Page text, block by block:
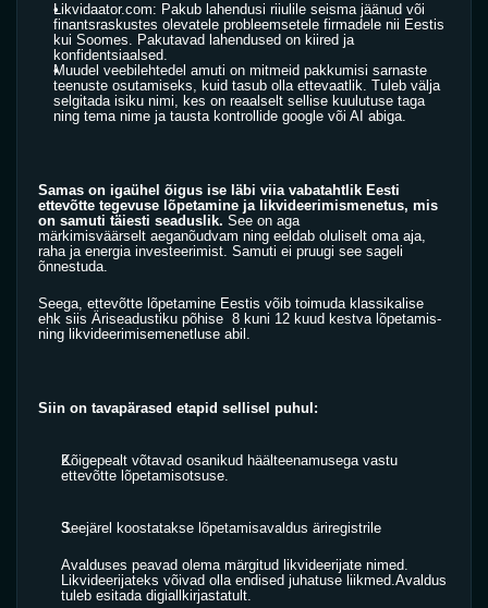
Likvidaator.com: Pakub lahendusi riiulile seisma jäänud või
finantsraskustes olevatele probleemsetele firmadele nii Eestis
kui Soomes. Pakutavad lahendused on kiired ja
konfidentsiaalsed.
Muudel veebilehtedel amuti on mitmeid pakkumisi sarnaste
teenuste osutamiseks, kuid tasub olla ettevaatlik. Tuleb välja
selgitada isiku nimi, kes on reaalselt sellise kuulutuse taga
ning tema nime ja tausta kontrollide google või AI abiga.
Samas on igaühel õigus ise läbi viia vabatahtlik Eesti
ettevõtte tegevuse lõpetamine ja likvideerimismenetus, mis
on samuti täiesti seaduslik. See on aga
märkimisväärselt aeganõudvam ning eeldab oluliselt oma aja,
raha ja energia investeerimist. Samuti ei pruugi see sageli
õnnestuda.
Seega, ettevõtte lõpetamine Eestis võib toimuda klassikalise
ehk siis Äriseadustiku põhise  8 kuni 12 kuud kestva lõpetamis-
ning likvideerimisemenetluse abil.
Siin on tavapärased etapid sellisel puhul:
Kõigepealt võtavad osanikud häälteenamusega vastu
ettevõtte lõpetamisotsuse.
Seejärel koostatakse lõpetamisavaldus äriregistrile
Avalduses peavad olema märgitud likvideerijate nimed.
Likvideerijateks võivad olla endised juhatuse liikmed.Avaldus
tuleb esitada digiallkirjastatult.